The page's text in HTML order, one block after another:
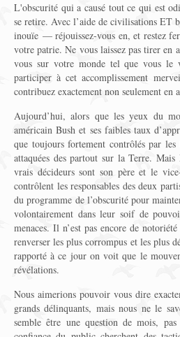
L'obscurité qui a causé tout ce qui est
se retire. Avec l’aide de civilisations ET
inouïe — réjouissez-vous en, et restez
votre patrie. Ne vous laissez pas tirer
vous sur votre monde tel que vous le
participer à cet accomplissement
contribuez exactement non seulement
Aujourd’hui, alors que les yeux du
américain Bush et ses faibles taux
que toujours fortement contrôlés par
attaquées des partout sur la Terre.
vrais décideurs sont son père et le
contrôlent les responsables des deux
du programme de l’obscurité pour
volontairement dans leur soif de
menaces. Il n’est pas encore de
renverser les plus corrompus et les plus
rapporté à ce jour on voit que le
révélations.
Nous aimerions pouvoir vous dire
grands délinquants, mais nous ne le
semble être une question de mois,